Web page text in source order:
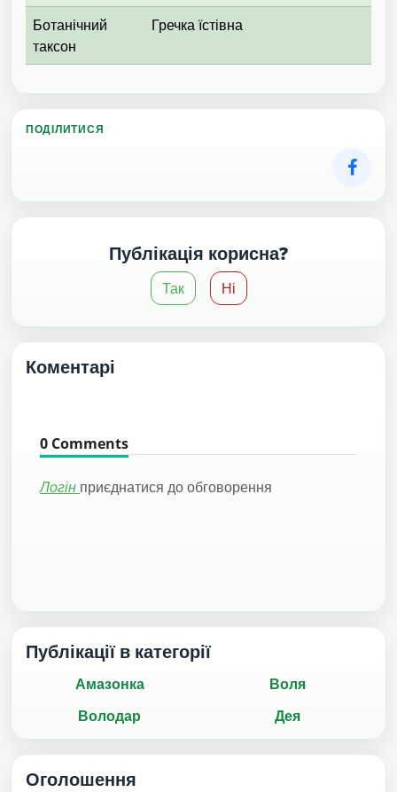
Ботанічний
таксон
Гречка їстівна
ПОДІЛИТИСЯ
Публікація корисна?
Так Ні
Коментарі
0 Comments
Логін приєднатися до обговорення
Публікації в категорії
Амазонка
Воля
Володар
Дея
Оголошення